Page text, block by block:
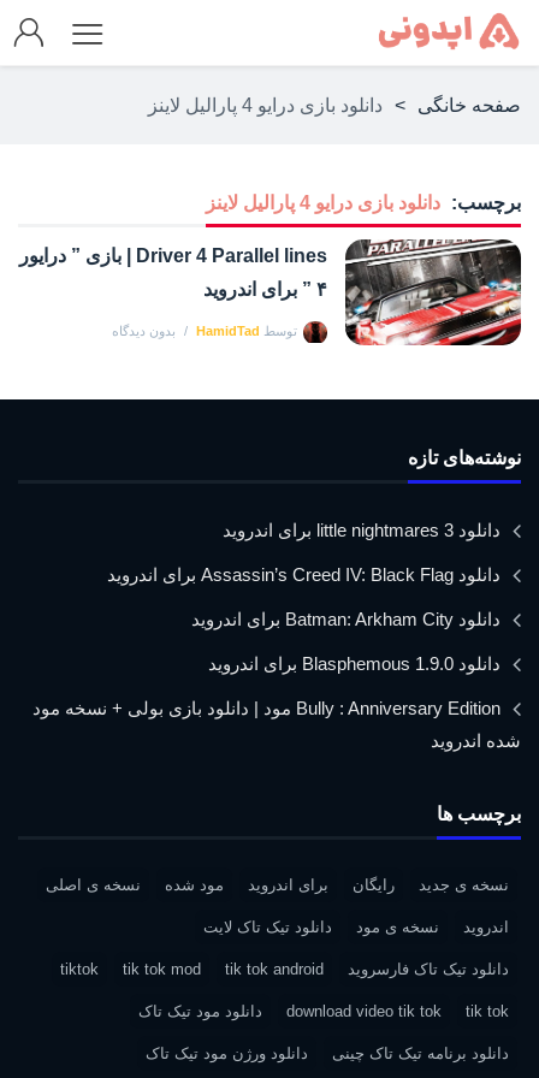
صفحه خانگی > دانلود بازی درایو 4 پارالیل لاینز
برچسب: دانلود بازی درایو 4 پارالیل لاینز
Driver 4 Parallel lines | بازی ” درایور
۴ ” برای اندروید
توسط HamidTad بدون دیدگاه
نوشته‌های تازه
دانلود little nightmares 3 برای اندروید
دانلود Assassin’s Creed IV: Black Flag برای اندروید
دانلود Batman: Arkham City برای اندروید
دانلود Blasphemous 1.9.0 برای اندروید
Bully : Anniversary Edition مود | دانلود بازی بولی + نسخه مود
شده اندروید
برچسب ها
نسخه ی جدید رایگان برای اندروید مود شده نسخه ی اصلی
اندروید نسخه ی مود دانلود تیک تاک لایت
دانلود تیک تاک فارسروید tik tok android
tik tok mod
tiktok
tik tok
download video tik tok دانلود مود تیک تاک
دانلود برنامه تیک تاک چینی دانلود ورژن مود تیک تاک